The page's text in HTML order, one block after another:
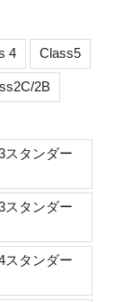
4 Class5
2B
スタンダー
スタンダー
スタンダー